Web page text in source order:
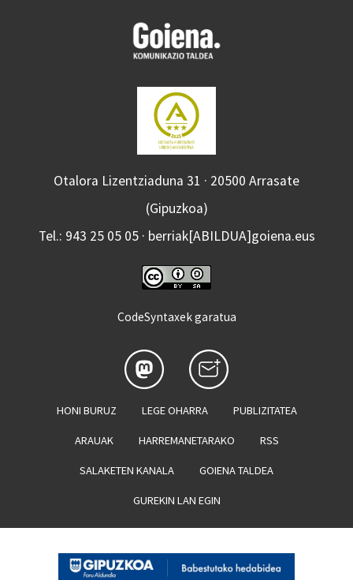
Otalora Lizentziaduna 31 · 20500 Arrasate
(Gipuzkoa)
Tel.: 943 25 05 05 · berriak[ABILDUA]goiena.eus
CodeSyntaxek garatua
HONI BURUZ LEGE OHARRA PUBLIZITATEA
ARAUAK HARREMANETARAKO RSS
SALAKETEN KANALA GOIENA TALDEA
GUREKIN LAN EGIN